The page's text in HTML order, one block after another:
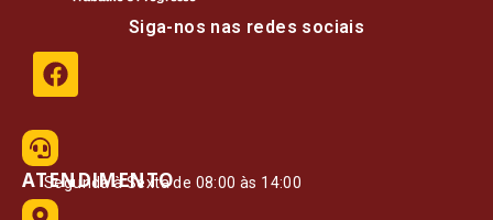
Siga-nos nas redes sociais
ATENDIMENTO
Segunda à Sexta de 08:00 às 14:00